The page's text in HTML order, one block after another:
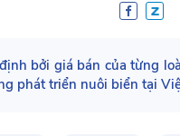
bởi giá bán của từng
phát triển nuôi biển tại